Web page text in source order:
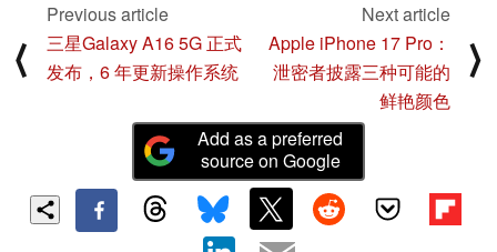
⟨
Previous article
三星Galaxy A16 5G 正式
发布，6 年更新操作系统
Next article
Apple iPhone 17 Pro：
泄密者披露三种可能的
鲜艳颜色
⟩
Add as a preferred
source on Google